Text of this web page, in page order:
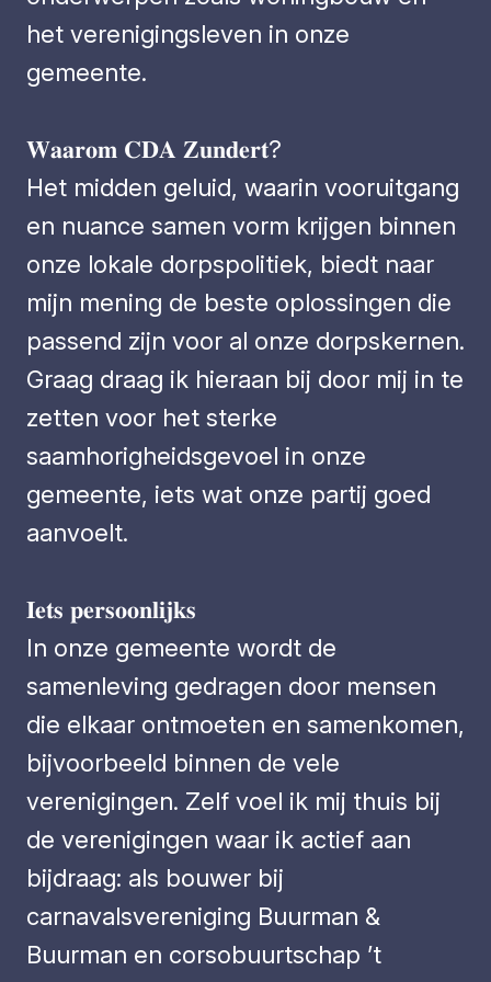
het verenigingsleven in onze
gemeente.
𝐖𝐚𝐚𝐫𝐨𝐦 𝐂𝐃𝐀 𝐙𝐮𝐧𝐝𝐞𝐫𝐭?
Het midden geluid, waarin vooruitgang
en nuance samen vorm krijgen binnen
onze lokale dorpspolitiek, biedt naar
mijn mening de beste oplossingen die
passend zijn voor al onze dorpskernen.
Graag draag ik hieraan bij door mij in te
zetten voor het sterke
saamhorigheidsgevoel in onze
gemeente, iets wat onze partij goed
aanvoelt.
𝐈𝐞𝐭𝐬 𝐩𝐞𝐫𝐬𝐨𝐨𝐧𝐥𝐢𝐣𝐤𝐬
In onze gemeente wordt de
samenleving gedragen door mensen
die elkaar ontmoeten en samenkomen,
bijvoorbeeld binnen de vele
verenigingen. Zelf voel ik mij thuis bij
de verenigingen waar ik actief aan
bijdraag: als bouwer bij
carnavalsvereniging Buurman &
Buurman en corsobuurtschap ’t